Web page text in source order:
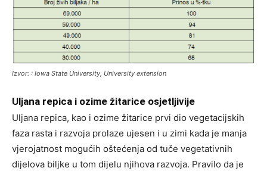
Izvor: : Iowa State University, University extension
Uljana repica i ozime žitarice osjetljivije
Uljana repica, kao i ozime žitarice prvi dio vegetacijskih
faza rasta i razvoja prolaze ujesen i u zimi kada je manja
vjerojatnost mogućih oštećenja od tuče vegetativnih
dijelova biljke u tom dijelu njihova razvoja. Pravilo da je